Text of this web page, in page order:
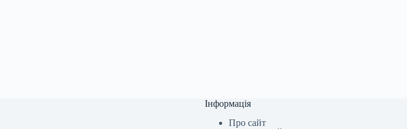
Інформація
Про сайт